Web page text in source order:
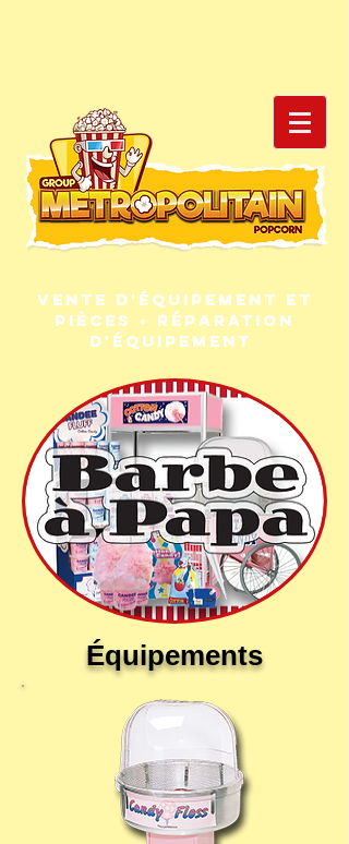
Vente d'équipement et
pièces • Réparation
d'équipement
Équipements